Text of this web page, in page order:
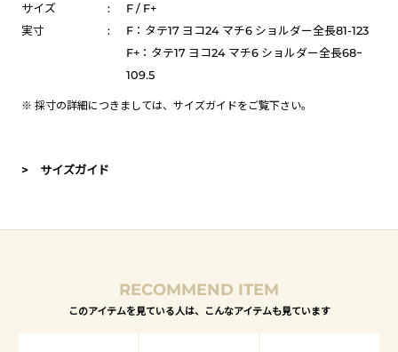
サイズ
:
F / F+
実寸
:
F：タテ17 ヨコ24 マチ6 ショルダー全長81-123
F+：タテ17 ヨコ24 マチ6 ショルダー全長68ｰ
109.5
※ 採寸の詳細につきましては、 サイズガイドをご覧下さい。
> サイズガイド
RECOMMEND ITEM
このアイテムを見ている人は、こんなアイテムも見ています